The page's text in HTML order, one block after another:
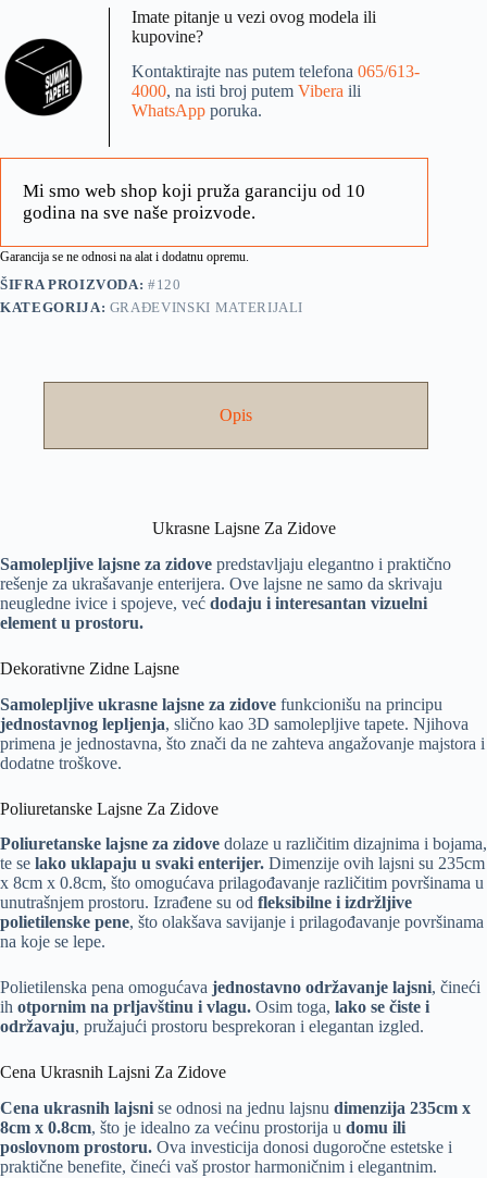
Imate pitanje u vezi ovog modela ili
kupovine?
Kontaktirajte nas putem telefona 065/613-
4000, na isti broj putem Vibera ili
WhatsApp poruka.
Mi smo web shop koji pruža garanciju od 10
godina na sve naše proizvode.
Garancija se ne odnosi na alat i dodatnu opremu.
ŠIFRA PROIZVODA:#120
KATEGORIJA: GRAĐEVINSKI MATERIJALI
Opis
Ukrasne Lajsne Za Zidove
Samolepljive lajsne za zidove predstavljaju elegantno i praktično
rešenje za ukrašavanje enterijera. Ove lajsne ne samo da skrivaju
neugledne ivice i spojeve, već dodaju i interesantan vizuelni
element u prostoru.
Dekorativne Zidne Lajsne
Samolepljive ukrasne lajsne za zidove funkcionišu na principu
jednostavnog lepljenja, slično kao 3D samolepljive tapete. Njihova
primena je jednostavna, što znači da ne zahteva angažovanje majstora i
dodatne troškove.
Poliuretanske Lajsne Za Zidove
Poliuretanske lajsne za zidove dolaze u različitim dizajnima i bojama,
te se lako uklapaju u svaki enterijer. Dimenzije ovih lajsni su 235cm
x 8cm x 0.8cm, što omogućava prilagođavanje različitim površinama u
unutrašnjem prostoru. Izrađene su od fleksibilne i izdržljive
polietilenske pene, što olakšava savijanje i prilagođavanje površinama
na koje se lepe.
Polietilenska pena omogućava jednostavno održavanje lajsni, čineći
ih otpornim na prljavštinu i vlagu. Osim toga, lako se čiste i
održavaju, pružajući prostoru besprekoran i elegantan izgled.
Cena Ukrasnih Lajsni Za Zidove
Cena ukrasnih lajsni se odnosi na jednu lajsnu dimenzija 235cm x
8cm x 0.8cm, što je idealno za većinu prostorija u domu ili
poslovnom prostoru. Ova investicija donosi dugoročne estetske i
praktične benefite, čineći vaš prostor harmoničnim i elegantnim.